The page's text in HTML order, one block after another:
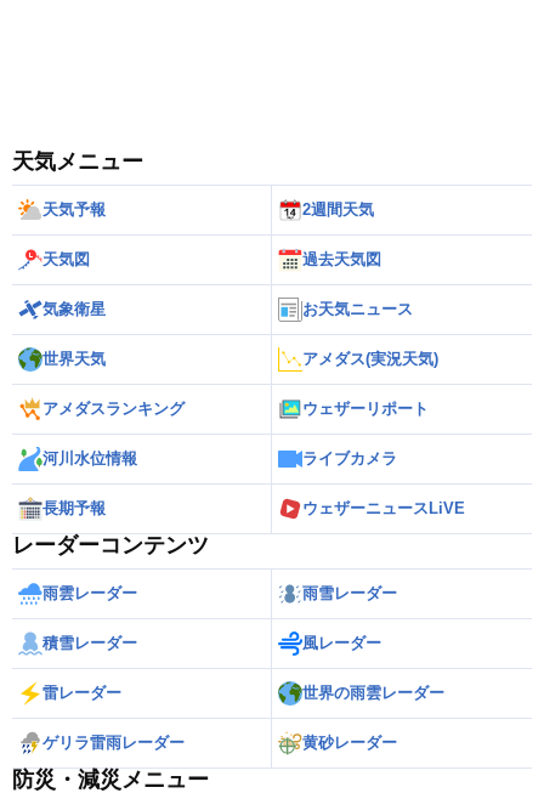
天気メニュー
天気予報 2週間天気
天気図 過去天気図
気象衛星 お天気ニュース
世界天気 アメダス(実況天気)
アメダスランキング ウェザーリポート
河川水位情報 ライブカメラ
長期予報 ウェザーニュースLiVE
レーダーコンテンツ
雨雲レーダー 雨雪レーダー
積雪レーダー 風レーダー
雷レーダー 世界の雨雲レーダー
ゲリラ雷雨レーダー 黄砂レーダー
防災・減災メニュー